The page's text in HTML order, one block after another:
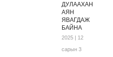
ДУЛААХАН
АЯН
ЯВАГДАЖ
БАЙНА
2025 | 12
сарын 3